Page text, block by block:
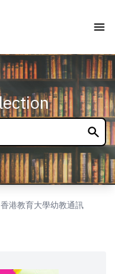
香港教育大學幼教通訊